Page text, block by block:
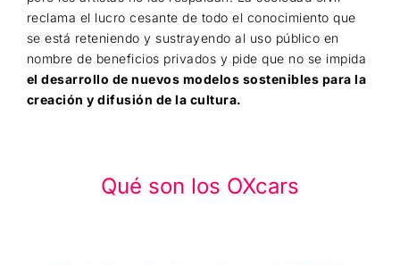
reclama el lucro cesante de todo el conocimiento que
se está reteniendo y sustrayendo al uso público en
nombre de beneficios privados y pide que no se impida
el desarrollo de nuevos modelos sostenibles para la
creación y difusión de la cultura.
Qué son los OXcars